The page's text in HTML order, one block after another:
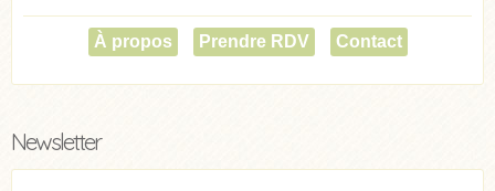
À propos Prendre RDV Contact
Newsletter